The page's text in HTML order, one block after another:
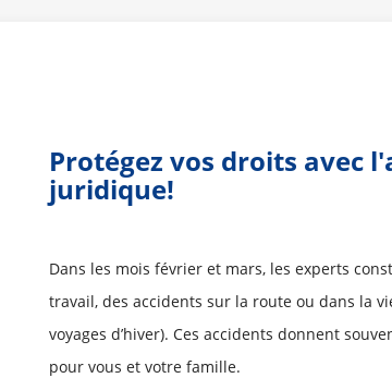
Protégez vos droits avec
juridique!
Dans les mois février et mars, les experts
travail, des accidents sur la route ou dans la
voyages d’hiver). Ces accidents donnent
pour vous et votre famille.